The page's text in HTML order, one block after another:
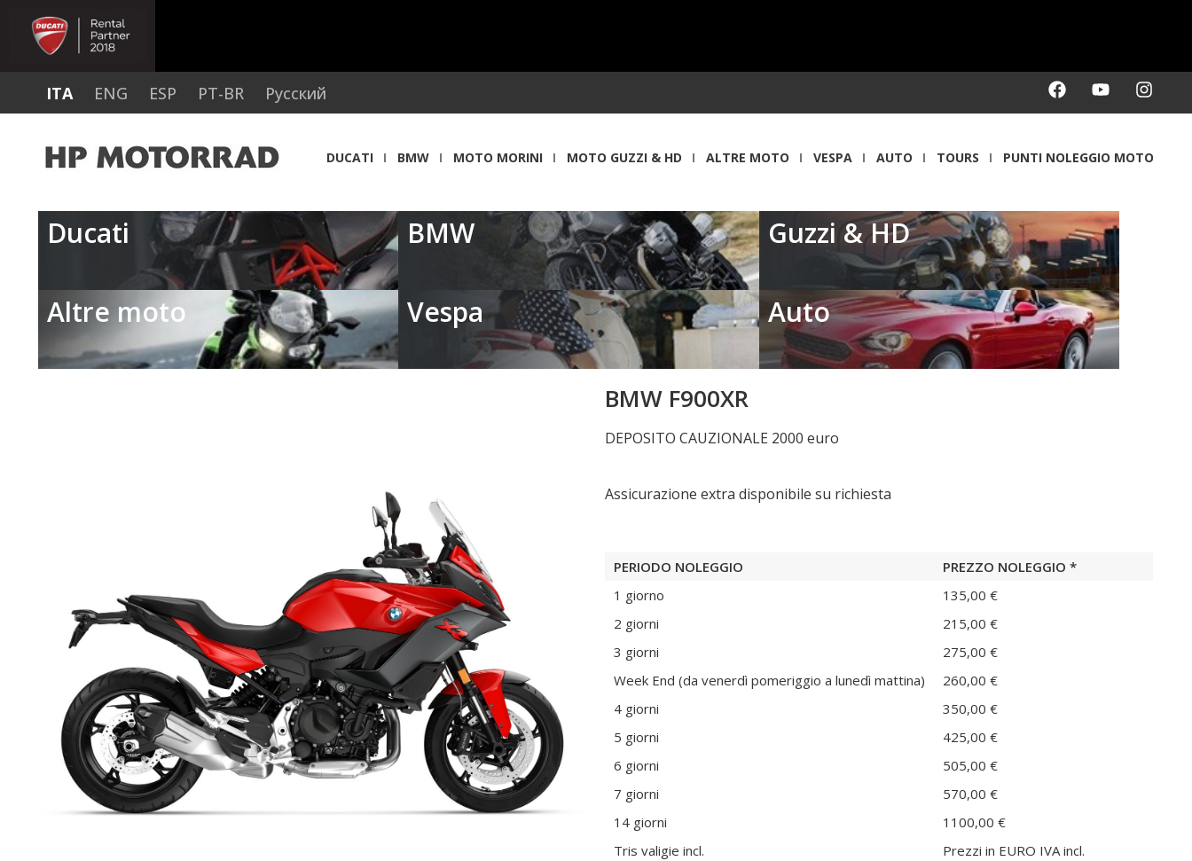
ITA ENG ESP PT-BR Русский
DUCATI BMW MOTO MORINI MOTO GUZZI & HD ALTRE MOTO VESPA AUTO TOURS PUNTI NOLEGGIO MOTO
Ducati BMW Guzzi & HD
Altre moto Vespa Auto
BMW F900XR
DEPOSITO CAUZIONALE 2000 euro
Assicurazione extra disponibile su richiesta
PERIODO NOLEGGIO
PREZZO NOLEGGIO *
1 giorno
135,00 €
2 giorni
215,00 €
3 giorni
275,00 €
Week End (da venerdì pomeriggio a lunedì mattina)
260,00 €
4 giorni
350,00 €
5 giorni
425,00 €
6 giorni
505,00 €
7 giorni
570,00 €
14 giorni
1100,00 €
Tris valigie incl.
Prezzi in EURO IVA incl.